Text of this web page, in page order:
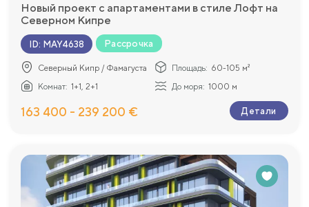
Новый проект c апартаментами в стиле Лофт на
Северном Кипре
ID: MAY4638 Рассрочка
Северный Кипр / Фамагуста Площадь: 60-105 м²
Комнат: 1+1, 2+1 До моря: 1000 м
163 400 - 239 200 € Детали